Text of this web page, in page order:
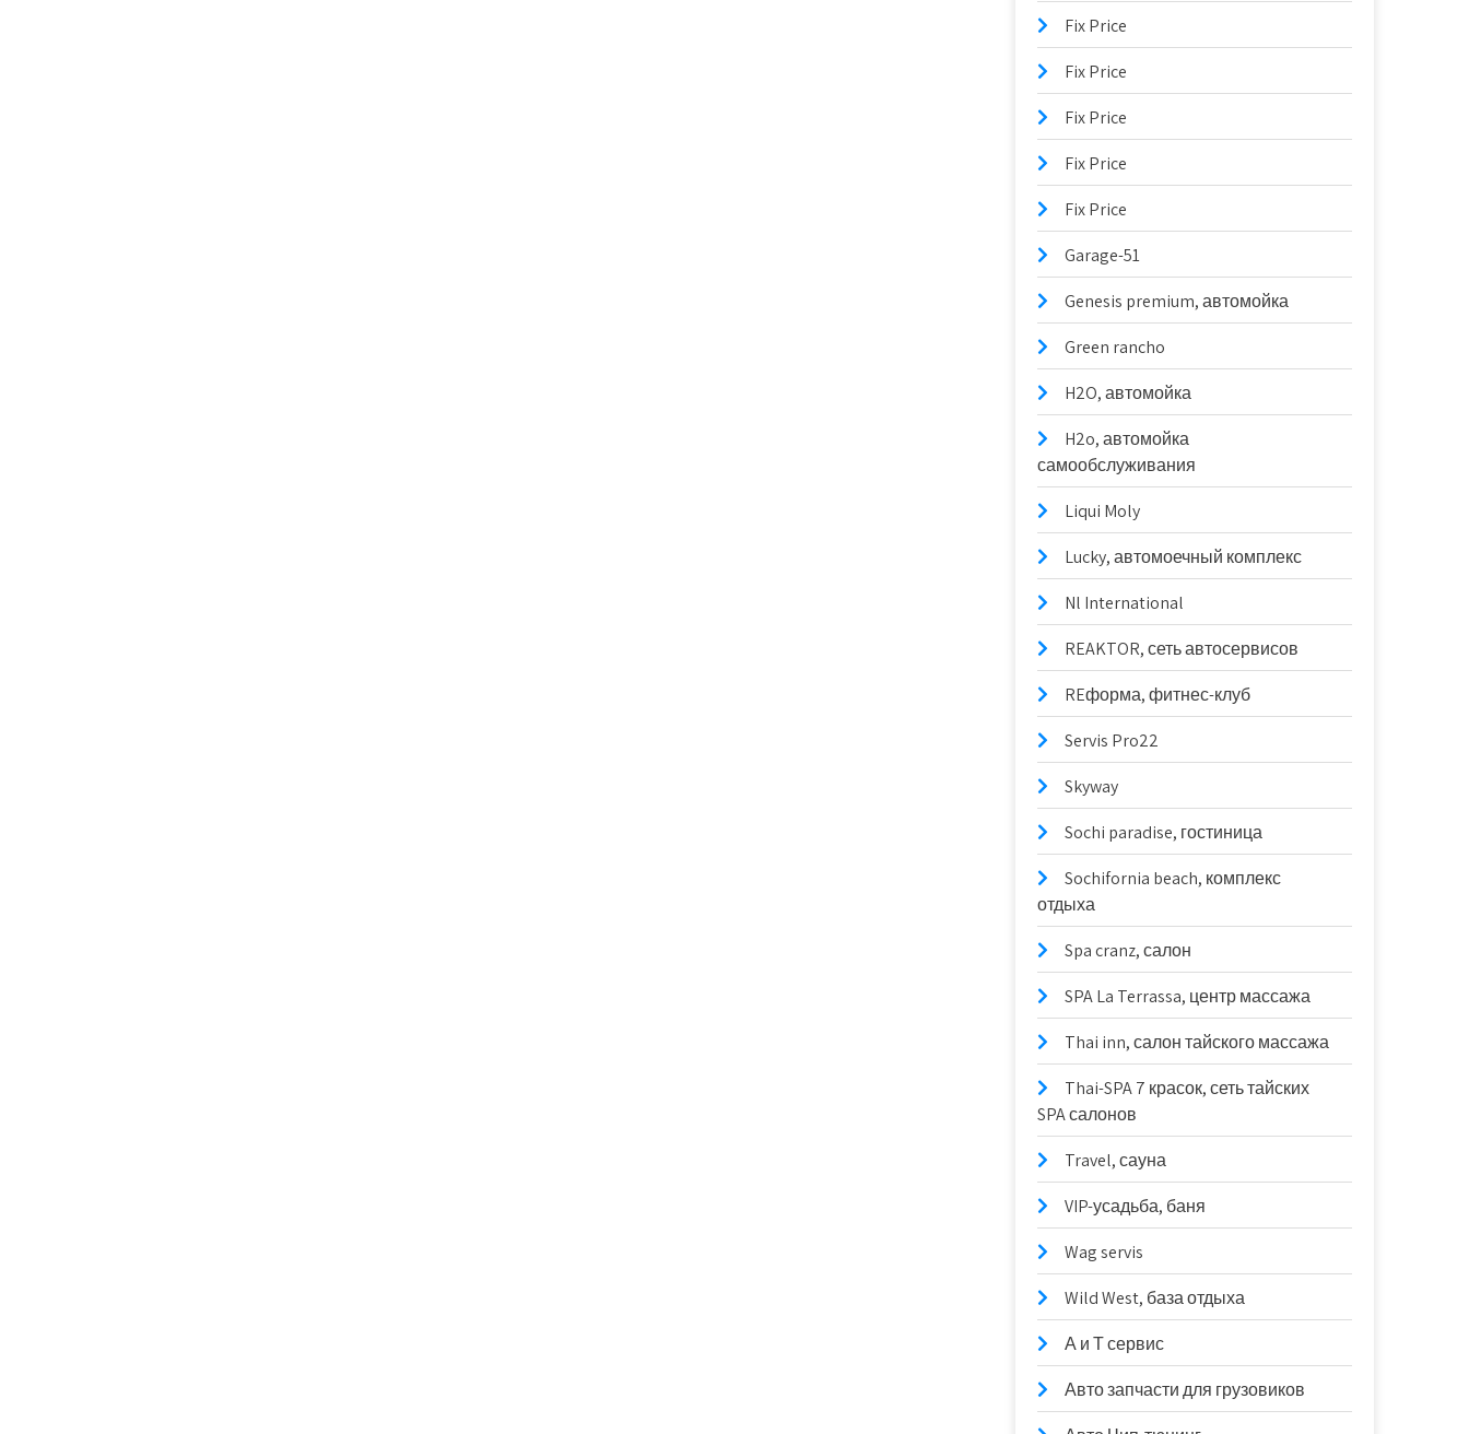
Fix Price
Fix Price
Fix Price
Fix Price
Fix Price
Garage-51
Genesis premium, автомойка
Green rancho
H2O, автомойка
H2o, автомойка
самообслуживания
Liqui Moly
Lucky, автомоечный комплекс
Nl International
REAKTOR, сеть автосервисов
REформа, фитнес-клуб
Servis Pro22
Skyway
Sochi paradise, гостиница
Sochifornia beach, комплекс
отдыха
Spa cranz, салон
SPA La Terrassa, центр массажа
Thai inn, салон тайского массажа
Thai-SPA 7 красок, сеть тайских
SPA салонов
Travel, сауна
VIP-усадьба, баня
Wag servis
Wild West, база отдыха
А и Т сервис
Авто запчасти для грузовиков